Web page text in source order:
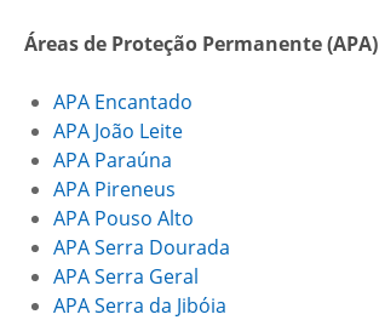
Áreas de Proteção Permanente (APA)
APA Encantado
APA João Leite
APA Paraúna
APA Pireneus
APA Pouso Alto
APA Serra Dourada
APA Serra Geral
APA Serra da Jibóia